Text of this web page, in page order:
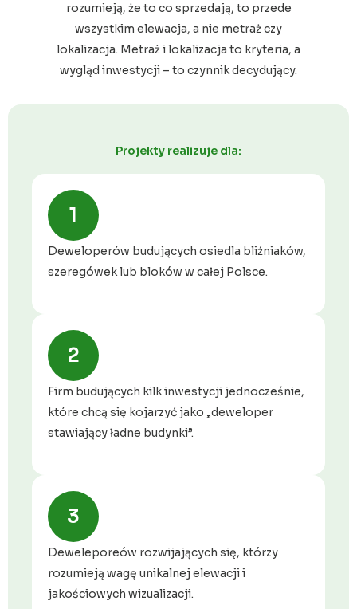
rozumieją, że to co sprzedają, to przede
wszystkim elewacja, a nie metraż czy
lokalizacja. Metraż i lokalizacja to kryteria, a
wygląd inwestycji – to czynnik decydujący.
Projekty realizuje dla:
1
Deweloperów budujących osiedla bliźniaków,
szeregówek lub bloków w całej Polsce.
2
Firm budujących kilk inwestycji jednocześnie,
które chcą się kojarzyć jako „deweloper
stawiający ładne budynki”.
3
Deweleporeów rozwijających się, którzy
rozumieją wagę unikalnej elewacji i
jakościowych wizualizacji.